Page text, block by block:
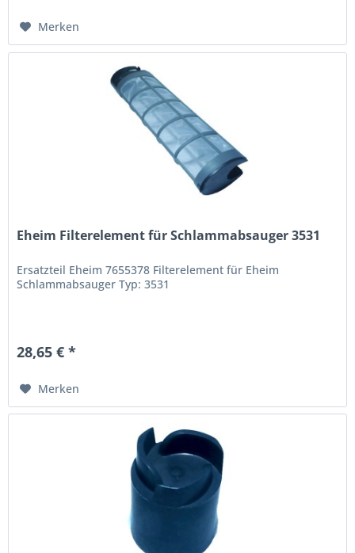
Merken
Eheim Filterelement für Schlammabsauger 3531
Ersatzteil Eheim 7655378 Filterelement für Eheim
Schlammabsauger Typ: 3531
28,65 € *
Merken